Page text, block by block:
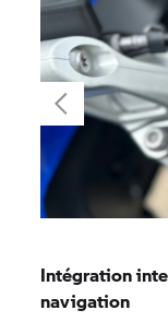
Intégration
navigation